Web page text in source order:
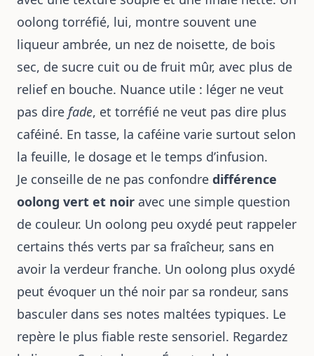
oolong torréfié, lui, montre souvent une
liqueur ambrée, un nez de noisette, de bois
sec, de sucre cuit ou de fruit mûr, avec plus de
relief en bouche. Nuance utile : léger ne veut
pas dire fade, et torréfié ne veut pas dire plus
caféiné. En tasse, la caféine varie surtout selon
la feuille, le dosage et le temps d’infusion.
Je conseille de ne pas confondre différence
oolong vert et noir avec une simple question
de couleur. Un oolong peu oxydé peut rappeler
certains thés verts par sa fraîcheur, sans en
avoir la verdeur franche. Un oolong plus oxydé
peut évoquer un thé noir par sa rondeur, sans
basculer dans ses notes maltées typiques. Le
repère le plus fiable reste sensoriel. Regardez